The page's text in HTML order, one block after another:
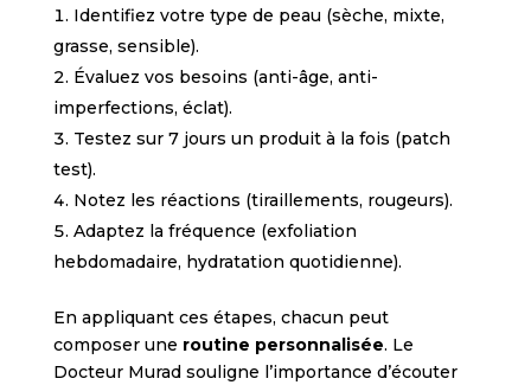
Identifiez votre type de peau (sèche, mixte,
grasse, sensible).
Évaluez vos besoins (anti-âge, anti-
imperfections, éclat).
Testez sur 7 jours un produit à la fois (patch
test).
Notez les réactions (tiraillements, rougeurs).
Adaptez la fréquence (exfoliation
hebdomadaire, hydratation quotidienne).
En appliquant ces étapes, chacun peut
composer une routine personnalisée. Le
Docteur Murad souligne l’importance d’écouter